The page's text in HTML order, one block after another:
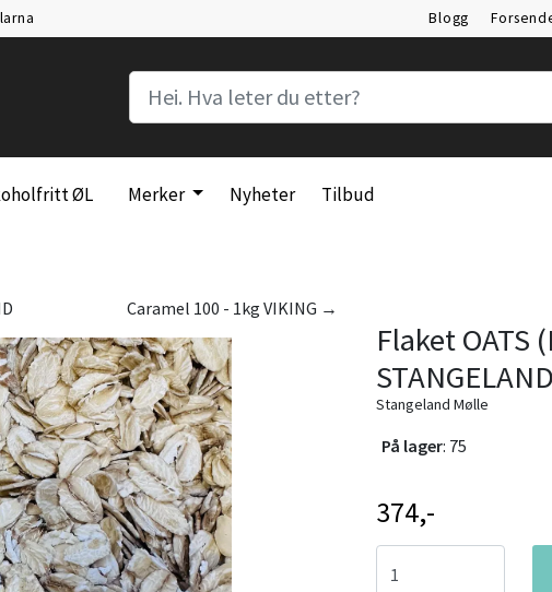
Blogg
ØL Merker Nyheter Tilbud
Caramel 100 - 1kg VIKING →
Flaket OATS
STANGELAND
Stangeland Mølle
På lager: 75
374,-